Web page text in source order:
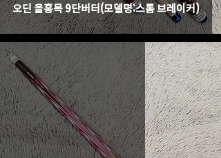
오딘 올홍목 9단버터(모델명:스톰 브레이커)